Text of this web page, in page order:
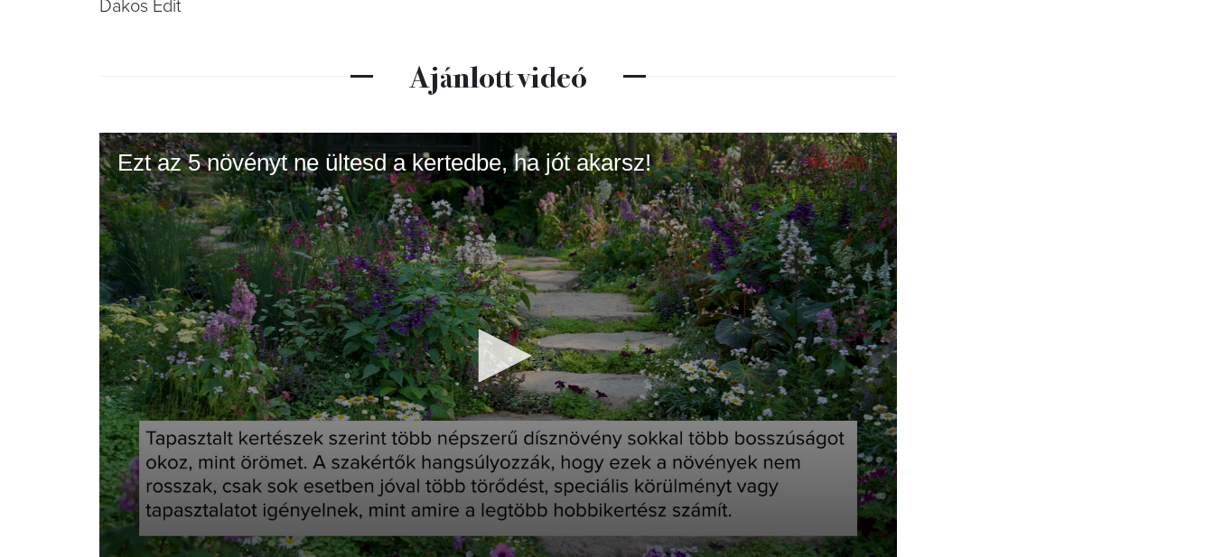
Dakos Edit
Ajánlott videó
Ezt az 5 növényt ne ültesd a kertedbe, ha jót akarsz!